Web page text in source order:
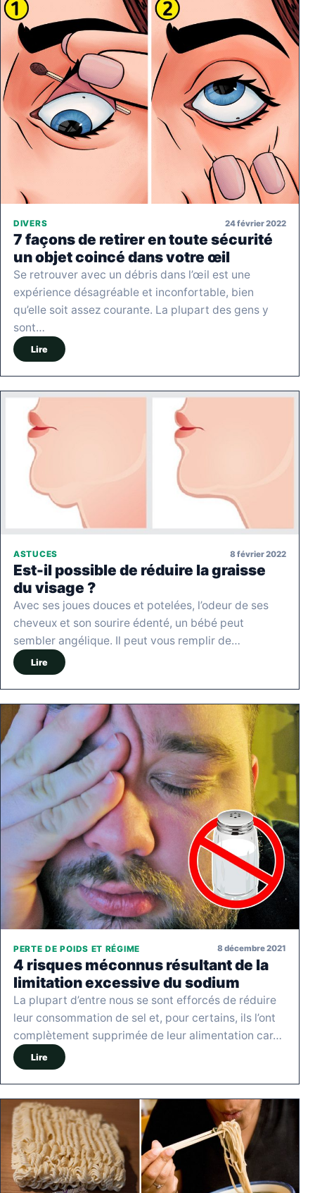
DIVERS 24 février 2022
7 façons de retirer en toute sécurité
un objet coincé dans votre œil
Se retrouver avec un débris dans l’œil est une
expérience désagréable et inconfortable, bien
qu’elle soit assez courante. La plupart des gens y
sont…
Lire
ASTUCES 8 février 2022
Est-il possible de réduire la graisse
du visage ?
Avec ses joues douces et potelées, l’odeur de ses
cheveux et son sourire édenté, un bébé peut
sembler angélique. Il peut vous remplir de…
Lire
PERTE DE POIDS ET RÉGIME 8 décembre 2021
4 risques méconnus résultant de la
limitation excessive du sodium
La plupart d’entre nous se sont efforcés de réduire
leur consommation de sel et, pour certains, ils l’ont
complètement supprimée de leur alimentation car…
Lire